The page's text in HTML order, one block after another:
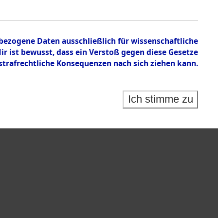
Daten ausschließlich für wissenschaftliche
bewusst, dass ein Verstoß gegen diese Gesetze
Konsequenzen nach sich ziehen kann.
Ich stimme zu